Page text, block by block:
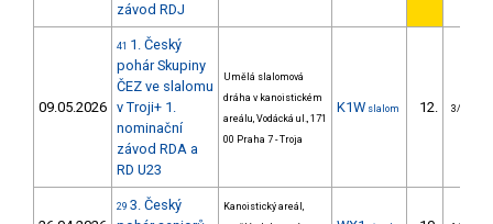
závod RDJ
09.05.2026
41 1. Český
pohár Skupiny
ČEZ ve slalomu
v Troji+ 1.
nominační
závod RDA a
RD U23
Umělá slalomová
dráha v kanoistickém
areálu, Vodácká ul., 171
00 Praha 7 - Troja
K1W slalom 12. 3/U23
29 3. Český
Kanoistický areál,